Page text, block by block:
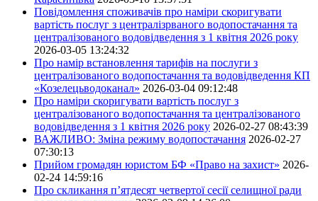
Повідомлення споживачів про наміри скоригувати
вартість послуг з централізрваного водопостачання та
централізованого водовідведення з 1 квітня 2026 року
2026-03-05 13:24:32
Про намір встановлення тарифів на послуги з
централізованого водопостачання та водовідведення КП
«Козелецьводоканал» 2026-03-04 09:12:48
Про наміри скоригувати вартість послуг з
централізованого водопостачання та централізованого
водовідведення з 1 квітня 2026 року 2026-02-27 08:43:39
ВАЖЛИВО: Зміна режиму водопостачання 2026-02-27
07:30:13
Прийом громадян юристом БФ «Право на захист» 2026-
02-24 14:59:16
Про скликання п’ятдесят четвертої сесії селищної ради